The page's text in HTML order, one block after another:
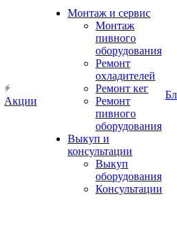
Акции
Монтаж и сервис
Монтаж
пивного
оборудования
Ремонт
охладителей
Ремонт кег
Ремонт
пивного
оборудования
Выкуп и
консультации
Выкуп
оборудования
Консультации